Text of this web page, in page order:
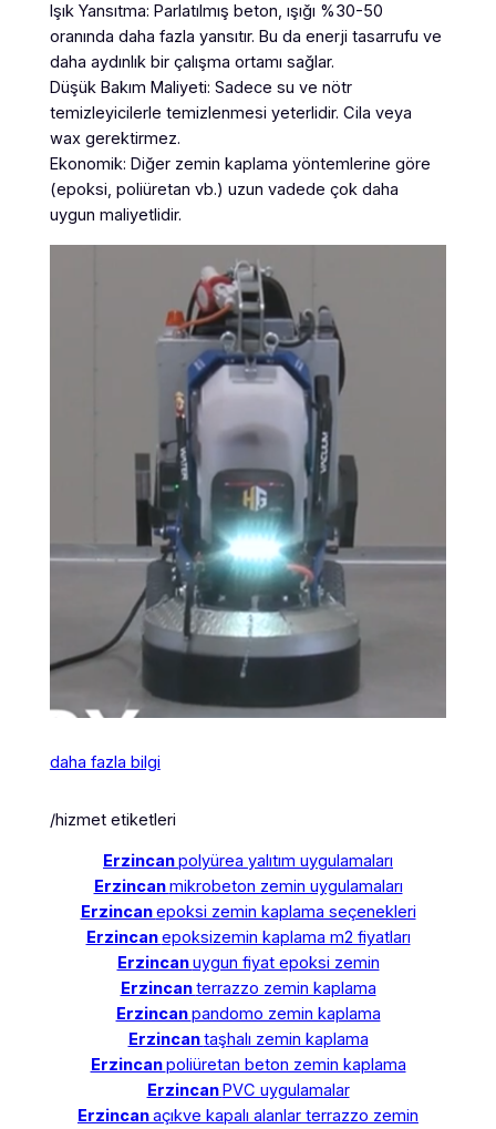
Işık Yansıtma: Parlatılmış beton, ışığı %30-50
oranında daha fazla yansıtır. Bu da enerji tasarrufu ve
daha aydınlık bir çalışma ortamı sağlar.
Düşük Bakım Maliyeti: Sadece su ve nötr
temizleyicilerle temizlenmesi yeterlidir. Cila veya
wax gerektirmez.
Ekonomik: Diğer zemin kaplama yöntemlerine göre
(epoksi, poliüretan vb.) uzun vadede çok daha
uygun maliyetlidir.
daha fazla bilgi
/hizmet etiketleri
Erzincanpolyürea yalıtım uygulamaları
Erzincanmikrobeton zemin uygulamaları
Erzincanepoksi zemin kaplama seçenekleri
Erzincanepoksizemin kaplama m2 fiyatları
Erzincanuygun fiyat epoksi zemin
Erzincanterrazzo zemin kaplama
Erzincanpandomo zemin kaplama
Erzincantaşhalı zemin kaplama
Erzincanpoliüretan beton zemin kaplama
ErzincanPVC uygulamalar
Erzincanaçıkve kapalı alanlar terrazzo zemin